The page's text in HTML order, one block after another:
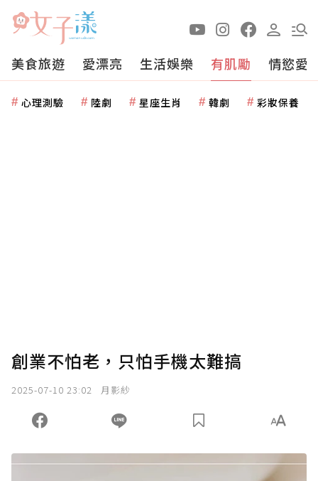
美食旅遊 愛漂亮 生活娛樂 有肌勵 情慾愛
心理測驗 陸劇 星座生肖 韓劇 彩妝保養
創業不怕老，只怕手機太難搞
2025-07-10 23:02 月影紗